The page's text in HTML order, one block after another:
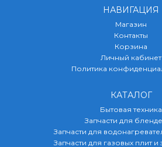
НАВИГАЦИЯ
Магазин
Контакты
Корзина
Личный кабинет
Политика
КАТАЛОГ
Бытовая техника
Запчасти для
Запчасти для
Запчасти для газовых плит и